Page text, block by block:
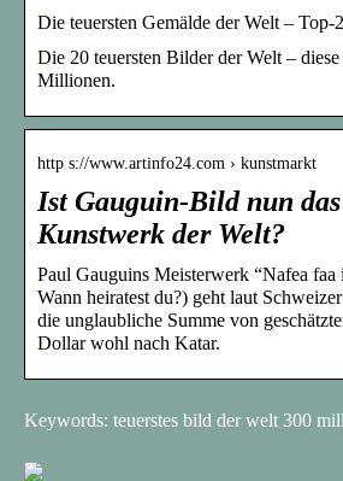
Die teuersten Gemälde der Welt – Top-
Die 20 teuersten Bilder der Welt –
Millionen.
http s://www.artinfo24.com › kunstmarkt
Ist Gauguin-Bild nun das
Kunstwerk der Welt?
Paul Gauguins Meisterwerk “Nafea faa
Wann heiratest du?) geht laut
die unglaubliche Summe von
Dollar wohl nach Katar.
Keywords: teuerstes bild der welt 300